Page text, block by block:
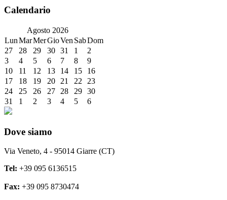
Calendario
Agosto 2026
LunMarMerGioVen SabDom
27
28 29 30 31 1
2
3
4 5 6 7 8
9
10
11 12 13 14 15
16
17
18 19 20 21 22
23
24
25 26 27 28 29 30
31
1 2 3 4 5 6
Dove siamo
Via Veneto, 4 - 95014 Giarre (CT)
Tel: +39 095 6136515
Fax: +39 095 8730474